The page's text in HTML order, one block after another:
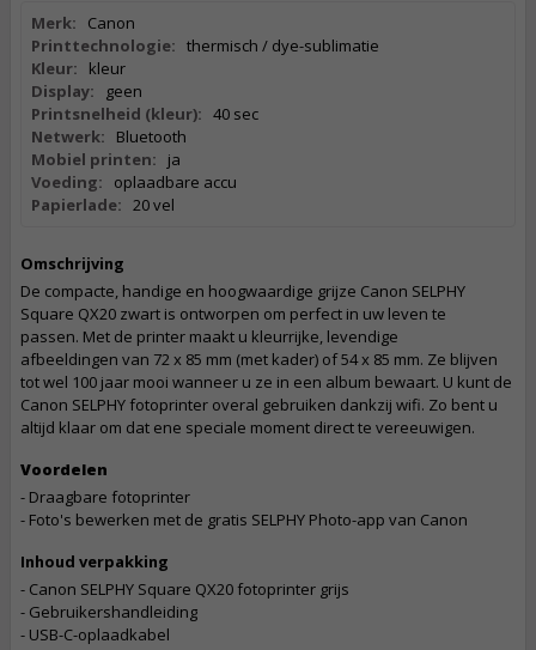
Merk:
Canon
Printtechnologie: thermisch / dye-sublimatie
Kleur:
kleur
Display:
geen
Printsnelheid (kleur): 40 sec
Netwerk:
Bluetooth
Mobiel printen:
ja
Voeding:
oplaadbare accu
Papierlade: 20 vel
Omschrijving
De compacte, handige en hoogwaardige grijze Canon SELPHY
Square QX20 zwart is ontworpen om perfect in uw leven te
passen. Met de printer maakt u kleurrijke, levendige
afbeeldingen van 72 x 85 mm (met kader) of 54 x 85 mm. Ze blijven
tot wel 100 jaar mooi wanneer u ze in een album bewaart. U kunt de
Canon SELPHY fotoprinter overal gebruiken dankzij wifi. Zo bent u
altijd klaar om dat ene speciale moment direct te vereeuwigen.
Voordelen
- Draagbare fotoprinter
- Foto's bewerken met de gratis SELPHY Photo-app van Canon
Inhoud verpakking
- Canon SELPHY Square QX20 fotoprinter grijs
- Gebruikershandleiding
- USB-C-oplaadkabel